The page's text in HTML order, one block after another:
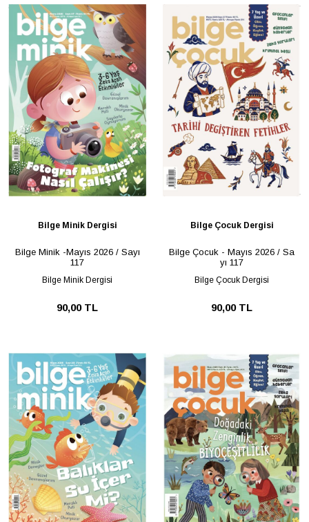
Bilge Minik Dergisi
Bilge Minik -Mayıs 2026 / Sayı
117
Bilge Minik Dergisi
90,00 TL
Bilge Çocuk Dergisi
Bilge Çocuk - Mayıs 2026 / Sa
yı 117
Bilge Çocuk Dergisi
90,00 TL